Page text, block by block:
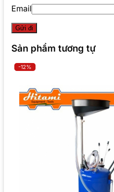
Email
Sản phẩm tương tự
-12%